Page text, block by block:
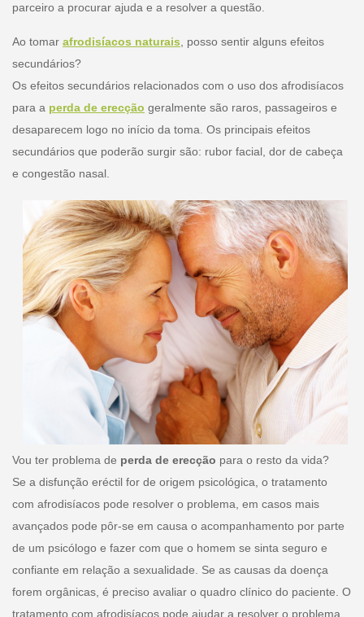
parceiro a procurar ajuda e a resolver a questão.
Ao tomar afrodisíacos naturais , posso sentir alguns efeitos
secundários?
Os efeitos secundários relacionados com o uso dos afrodisíacos
para a perda de erecção geralmente são raros, passageiros e
desaparecem logo no início da toma. Os principais efeitos
secundários que poderão surgir são: rubor facial, dor de cabeça
e congestão nasal.
Vou ter problema de perda de erecção para o resto da vida?
Se a disfunção eréctil for de origem psicológica, o tratamento
com afrodisíacos pode resolver o problema, em casos mais
avançados pode pôr-se em causa o acompanhamento por parte
de um psicólogo e fazer com que o homem se sinta seguro e
confiante em relação a sexualidade. Se as causas da doença
forem orgânicas, é preciso avaliar o quadro clínico do paciente. O
tratamento com afrodisíacos pode ajudar a resolver o problema.